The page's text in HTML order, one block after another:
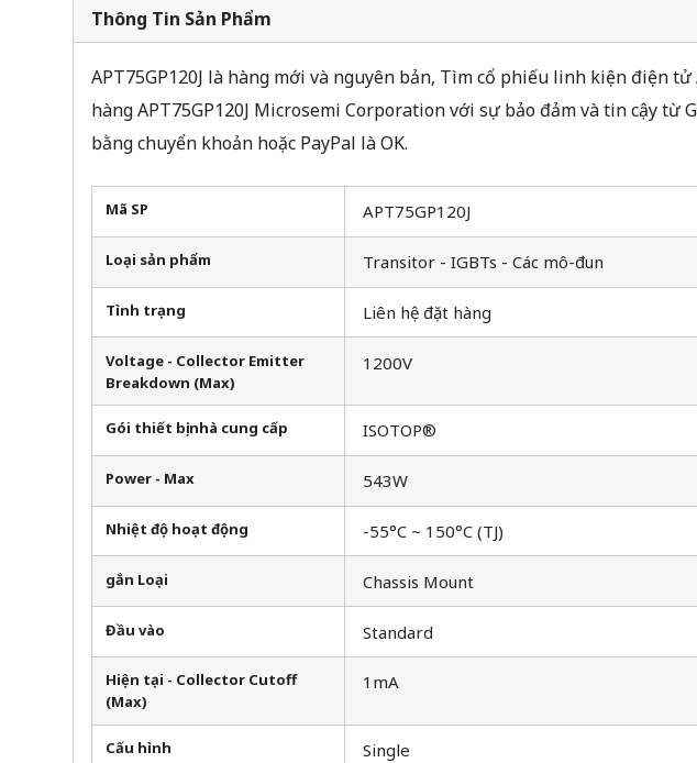
Thông Tin Sản Phẩm
APT75GP120J là hàng mới và nguyên bản, Tìm cổ phiếu linh kiện điện
hàng APT75GP120J Microsemi Corporation với sự bảo đảm và tin cậy từ
bằng chuyển khoản hoặc PayPal là OK.
Mã SP APT75GP120J
Loại sản phẩm Transitor - IGBTs - Các mô-đun
Tình trạng Liên hệ đặt hàng
Voltage - Collector Emitter
Breakdown (Max)
1200V
Gói thiết bị nhà cung cấp ISOTOP®
Power - Max 543W
Nhiệt độ hoạt động -55°C ~ 150°C (TJ)
gắn Loại Chassis Mount
Đầu vào Standard
Hiện tại - Collector Cutoff
(Max)
1mA
Cấu hình Single